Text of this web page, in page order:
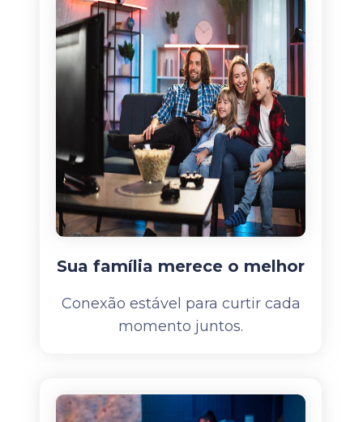
Sua família merece o melhor
Conexão estável para curtir cada
momento juntos.